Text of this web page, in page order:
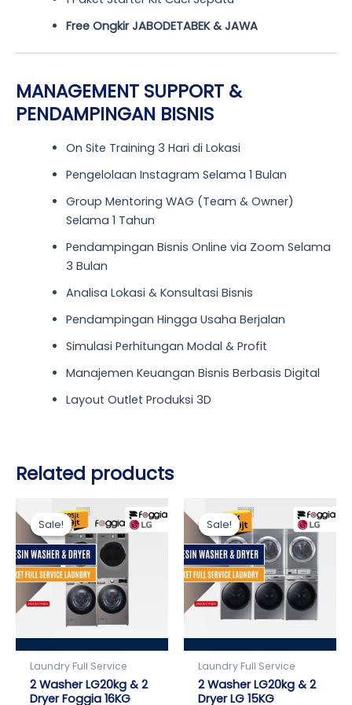
Free Ongkir JABODETABEK & JAWA
MANAGEMENT SUPPORT &
PENDAMPINGAN BISNIS
On Site Training 3 Hari di Lokasi
Pengelolaan Instagram Selama 1 Bulan
Group Mentoring WAG (Team & Owner)
Selama 1 Tahun
Pendampingan Bisnis Online via Zoom Selama
3 Bulan
Analisa Lokasi & Konsultasi Bisnis
Pendampingan Hingga Usaha Berjalan
Simulasi Perhitungan Modal & Profit
Manajemen Keuangan Bisnis Berbasis Digital
Layout Outlet Produksi 3D
Related products
Sale!
Sale!
Laundry Full Service
2 Washer LG20kg & 2
Dryer Foggia 16KG
price
was:
Rp105.000.000.
price
is:
Rp99.000.000.
Sale!
Sale!
Laundry Full Service
2 Washer LG20kg & 2
Dryer LG 15KG
was:
Rp145.000.000.
is:
Rp139.000.000.